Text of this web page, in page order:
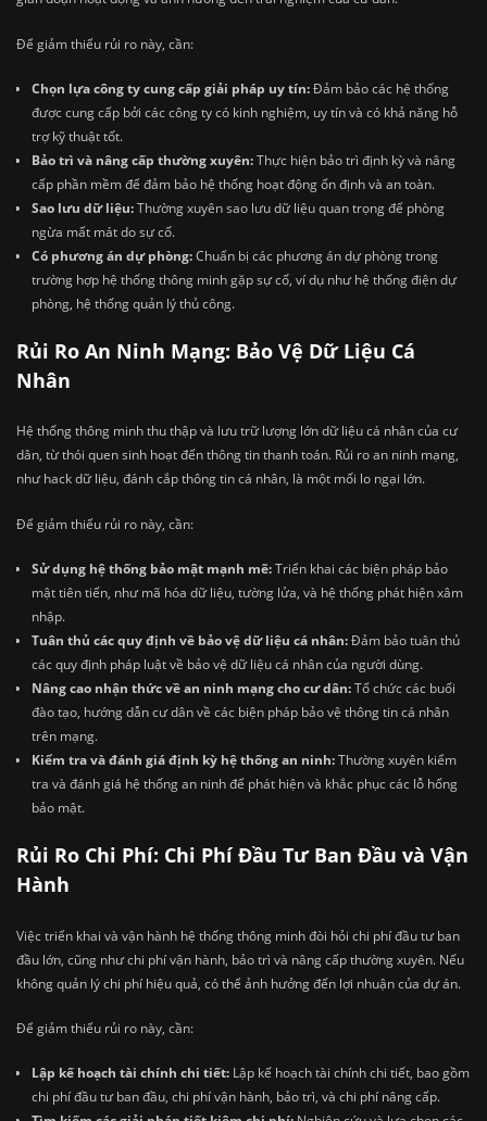
Để giảm thiểu rủi ro này, cần:
Chọn lựa công ty cung cấp giải pháp uy tín:Đảm bảo các hệ thống
được cung cấp bởi các công ty có kinh nghiệm, uy tín và có khả năng hỗ
trợ kỹ thuật tốt.
Bảo trì và nâng cấp thường xuyên:Thực hiện bảo trì định kỳ và nâng
cấp phần mềm để đảm bảo hệ thống hoạt động ổn định và an toàn.
Sao lưu dữ liệu:Thường xuyên sao lưu dữ liệu quan trọng để phòng
ngừa mất mát do sự cố.
Có phương án dự phòng:Chuẩn bị các phương án dự phòng trong
trường hợp hệ thống thông minh gặp sự cố, ví dụ như hệ thống điện dự
phòng, hệ thống quản lý thủ công.
Rủi Ro An Ninh Mạng: Bảo Vệ Dữ Liệu Cá
Nhân
Hệ thống thông minh thu thập và lưu trữ lượng lớn dữ liệu cá nhân của cư
dân, từ thói quen sinh hoạt đến thông tin thanh toán. Rủi ro an ninh mạng,
như hack dữ liệu, đánh cắp thông tin cá nhân, là một mối lo ngại lớn.
Để giảm thiểu rủi ro này, cần:
Sử dụng hệ thống bảo mật mạnh mẽ:Triển khai các biện pháp bảo
mật tiên tiến, như mã hóa dữ liệu, tường lửa, và hệ thống phát hiện xâm
nhập.
Tuân thủ các quy định về bảo vệ dữ liệu cá nhân:Đảm bảo tuân thủ
các quy định pháp luật về bảo vệ dữ liệu cá nhân của người dùng.
Nâng cao nhận thức về an ninh mạng cho cư dân:Tổ chức các buổi
đào tạo, hướng dẫn cư dân về các biện pháp bảo vệ thông tin cá nhân
trên mạng.
Kiểm tra và đánh giá định kỳ hệ thống an ninh:Thường xuyên kiểm
tra và đánh giá hệ thống an ninh để phát hiện và khắc phục các lỗ hổng
bảo mật.
Rủi Ro Chi Phí: Chi Phí Đầu Tư Ban Đầu và Vận
Hành
Việc triển khai và vận hành hệ thống thông minh đòi hỏi chi phí đầu tư ban
đầu lớn, cũng như chi phí vận hành, bảo trì và nâng cấp thường xuyên. Nếu
không quản lý chi phí hiệu quả, có thể ảnh hưởng đến lợi nhuận của dự án.
Để giảm thiểu rủi ro này, cần:
Lập kế hoạch tài chính chi tiết:Lập kế hoạch tài chính chi tiết, bao gồm
chi phí đầu tư ban đầu, chi phí vận hành, bảo trì, và chi phí nâng cấp.